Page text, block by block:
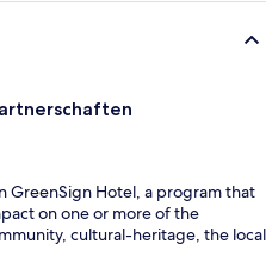
GreenSign Hotel, a program that
on one or more of the
cultural-heritage, the local